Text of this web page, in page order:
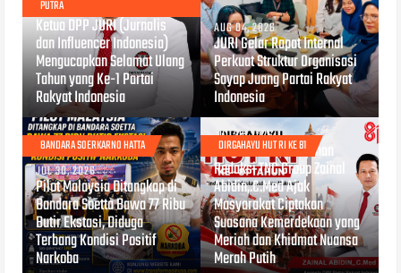
PUTRA
AUG 05, 2026
Ketua DPP JURI (Jurnalis
dan Influencer Indonesia)
Mengucapkan Selamat Ulang
Tahun yang Ke-1 Partai
Rakyat Indonesia
AUG 04, 2026
JURI Gelar Rapat Internal
Perkuat Struktur Organisasi
Sayap Juang Partai Rakyat
Indonesia
BANDARA SOERKARNO HATTA
JUL 30, 2026
Pilot Malaysia Ditangkap di
Bandara Soetta Bawa 77 Ribu
Butir Ekstasi, Diduga
Terbang Kondisi Positif
Narkoba
DIRGAHAYU HUT RI KE 81
JUL 30, 2026
HUT RI ke-81, Pimpinan
Redaksi TNC Group Zainal
Abidin,.C.Med Ajak
Masyarakat Ciptakan
Suasana Kemerdekaan yang
Meriah dan Khidmat Nuansa
Merah Putih